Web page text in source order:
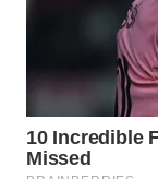
TEBING
TINGGI